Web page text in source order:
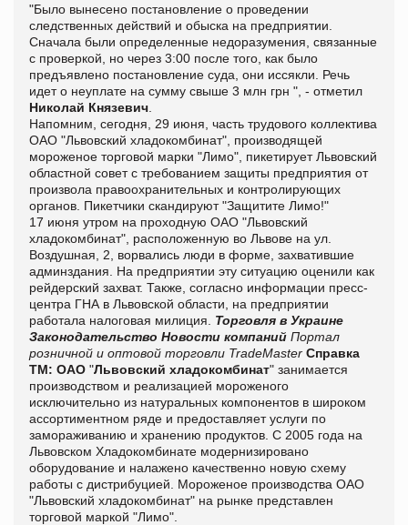
"Было вынесено постановление о проведении
следственных действий и обыска на предприятии.
Сначала были определенные недоразумения, связанные
с проверкой, но через 3:00 после того, как было
предъявлено постановление суда, они иссякли. Речь
идет о неуплате на сумму свыше 3 млн грн ", - отметил
Николай Князевич
Напомним, сегодня, 29 июня, часть трудового коллектива
ОАО "Львовский хладокомбинат", производящей
мороженое торговой марки "Лимо", пикетирует Львовский
областной совет с требованием защиты предприятия от
произвола правоохранительных и контролирующих
органов. Пикетчики скандируют "Защитите Лимо!"
17 июня утром на проходную ОАО "Львовский
хладокомбинат", расположенную во Львове на ул.
Воздушная, 2, ворвались люди в форме, захватившие
админздания. На предприятии эту ситуацию оценили как
рейдерский захват. Также, согласно информации пресс-
центра ГНА в Львовской области, на предприятии
работала налоговая милиция.
Торговля в Украине
Законодательство Новости компаний Портал
розничной и оптовой торговли TradeMaster Справка
ТМ: ОАО "Львовский хладокомбинат" занимается
производством и реализацией мороженого
исключительно из натуральных компонентов в широком
ассортиментном ряде и предоставляет услуги по
замораживанию и хранению продуктов. С 2005 года на
Львовском Хладокомбинате модернизировано
оборудование и налажено качественно новую схему
работы с дистрибуцией. Мороженое производства ОАО
"Львовский хладокомбинат" на рынке представлен
торговой маркой "Лимо".